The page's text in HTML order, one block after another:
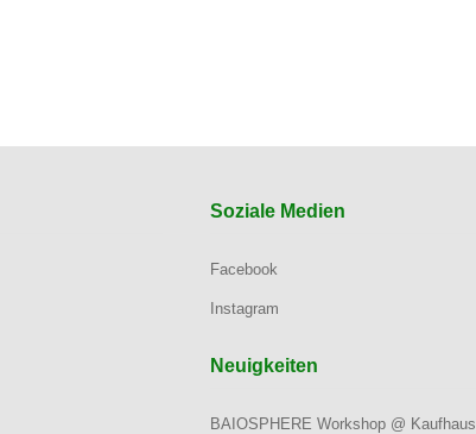
Soziale Medien
Facebook
Instagram
Neuigkeiten
BAIOSPHERE Workshop @ Kaufhaus